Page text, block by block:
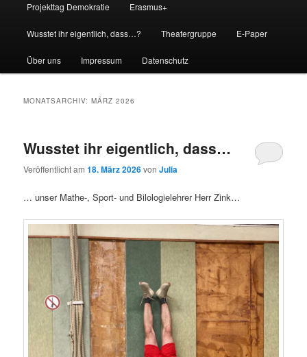
Projekttag Demokratie Erasmus+
Wusstet ihr eigentlich, dass…? Theatergruppe E-Paper
Über uns Impressum Datenschutz
MONATSARCHIV:MÄRZ 2026
Wusstet ihr eigentlich, dass…
Veröffentlicht am18. März 2026vonJulia
… unser Mathe-, Sport- und Bilologielehrer Herr Zink…